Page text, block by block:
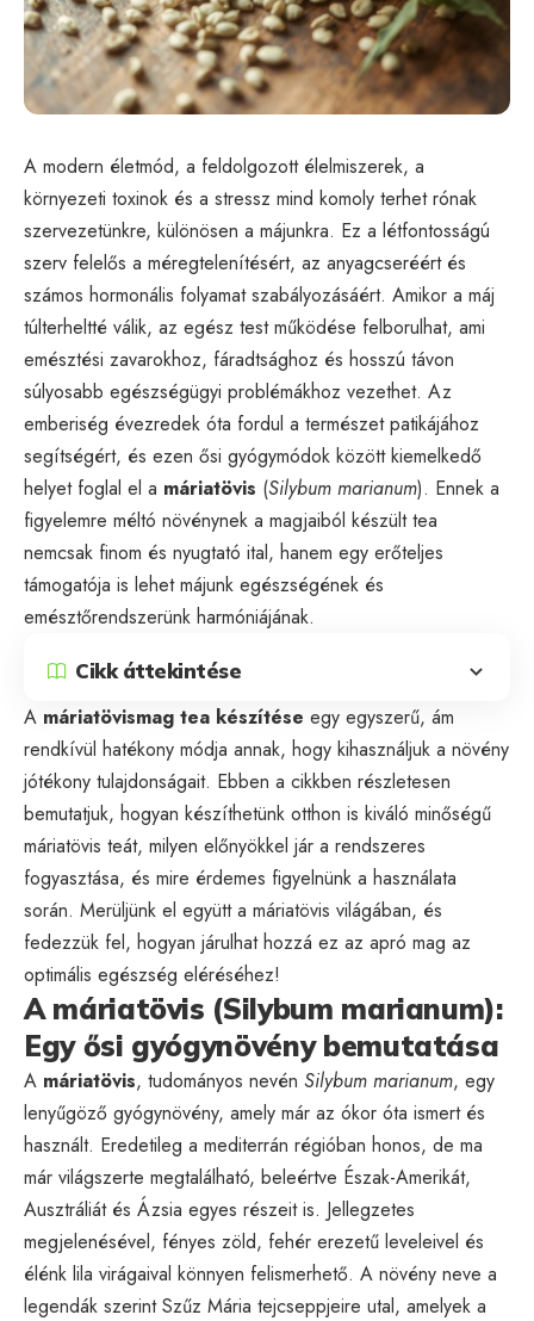
A modern életmód, a feldolgozott élelmiszerek, a
környezeti toxinok és a stressz mind komoly terhet rónak
szervezetünkre, különösen a májunkra. Ez a létfontosságú
szerv felelős a méregtelenítésért, az anyagcseréért és
számos hormonális folyamat szabályozásáért. Amikor a máj
túlterheltté válik, az egész test működése felborulhat, ami
emésztési zavarokhoz, fáradtsághoz és hosszú távon
súlyosabb egészségügyi problémákhoz vezethet. Az
emberiség évezredek óta fordul a természet patikájához
segítségért, és ezen ősi gyógymódok között kiemelkedő
helyet foglal el a máriatövis (Silybum marianum). Ennek a
figyelemre méltó növénynek a magjaiból készült tea
nemcsak finom és nyugtató ital, hanem egy erőteljes
támogatója is lehet májunk egészségének és
emésztőrendszerünk harmóniájának.
Cikk áttekintése
A máriatövismag tea készítése egy egyszerű, ám
rendkívül hatékony módja annak, hogy kihasználjuk a növény
jótékony tulajdonságait. Ebben a cikkben részletesen
bemutatjuk, hogyan készíthetünk otthon is kiváló minőségű
máriatövis teát, milyen előnyökkel jár a rendszeres
fogyasztása, és mire érdemes figyelnünk a használata
során. Merüljünk el együtt a máriatövis világában, és
fedezzük fel, hogyan járulhat hozzá ez az apró mag az
optimális egészség eléréséhez!
A máriatövis (Silybum marianum):
Egy ősi gyógynövény bemutatása
A máriatövis, tudományos nevén Silybum marianum, egy
lenyűgöző gyógynövény, amely már az ókor óta ismert és
használt. Eredetileg a mediterrán régióban honos, de ma
már világszerte megtalálható, beleértve Észak-Amerikát,
Ausztráliát és Ázsia egyes részeit is. Jellegzetes
megjelenésével, fényes zöld, fehér erezetű leveleivel és
élénk lila virágaival könnyen felismerhető. A növény neve a
legendák szerint Szűz Mária tejcseppjeire utal, amelyek a